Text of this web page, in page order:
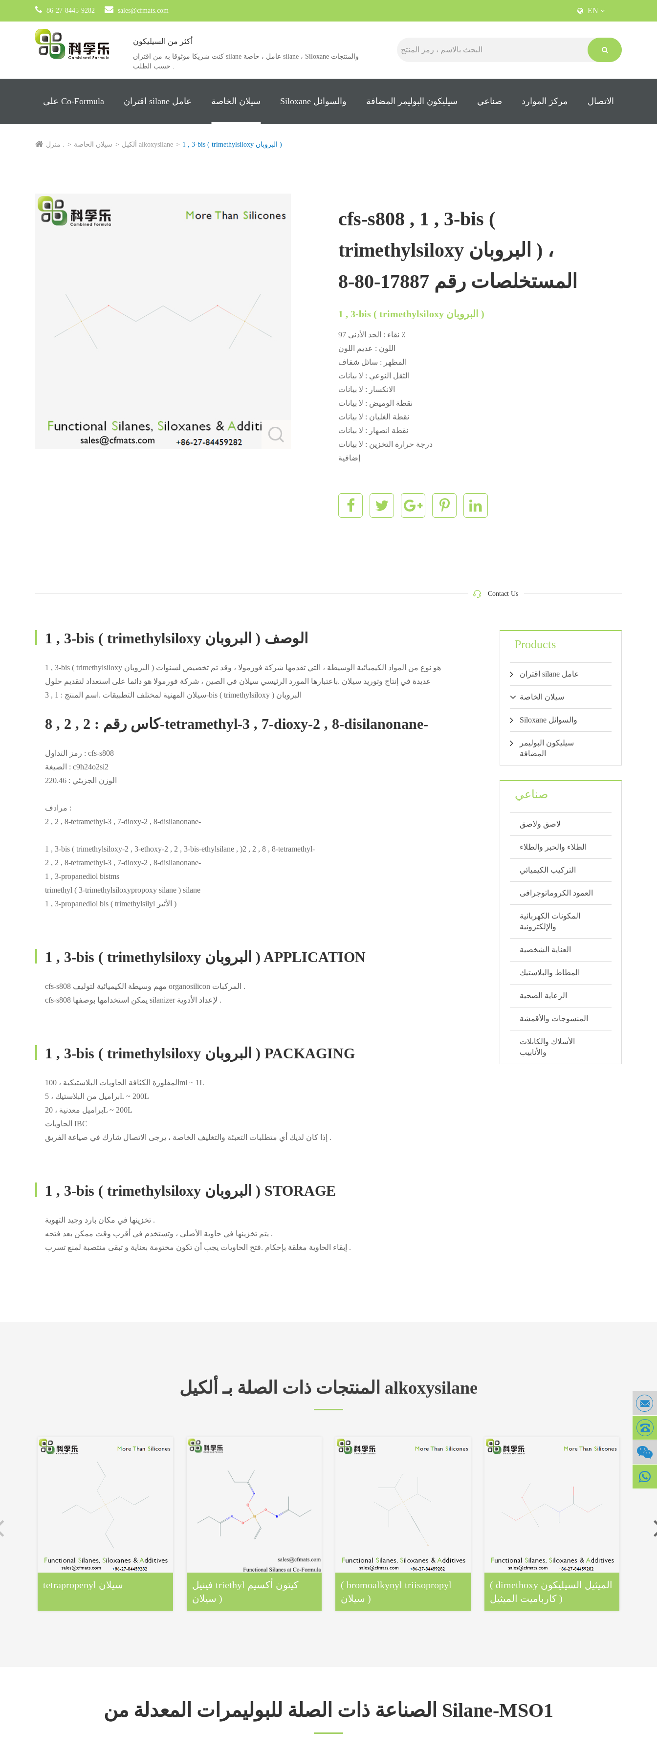
86-27-8445-9282 sales@cfmats.com EN
أكثر من السيليكون
كنت شريكا موثوقا به من اقتران silane عامل ، خاصة silane ، Siloxane والمنتجات
حسب الطلب .
على Co-Formula اقتران silane عامل سيلان الخاصة Siloxane والسوائل سيليكون البوليمر المضافة صناعي مركز الموارد الاتصال
منزل . سيلان الخاصة ألكيل alkoxysilane 1 , 3-bis ( trimethylsiloxy البروبان )
cfs-s808 , 1 , 3-bis (
trimethylsiloxy البروبان ) ،
المستخلصات رقم 17887-80-8
1 , 3-bis ( trimethylsiloxy البروبان )
نقاء : الحد الأدنى 97 ٪
اللون : عديم اللون
المظهر : سائل شفاف
الثقل النوعي : لا بيانات
الانكسار : لا بيانات
نقطة الوميض : لا بيانات
نقطة الغليان : لا بيانات
نقطة انصهار : لا بيانات
درجة حرارة التخزين : لا بيانات
إضافية
Contact Us
1 , 3-bis ( trimethylsiloxy البروبان ) الوصف
1 , 3-bis ( trimethylsiloxy البروبان ) هو نوع من المواد الكيميائية الوسيطة ، التي تقدمها شركة فورمولا ، وقد تم تخصيص لسنوات
عديدة في إنتاج وتوريد سيلان .باعتبارها المورد الرئيسي سيلان في الصين ، شركة فورمولا هو دائما على استعداد لتقديم حلول
سيلان المهنية لمختلف التطبيقات .اسم المنتج : 1 , 3-bis ( trimethylsiloxy ) البروبان
كاس رقم : 2 , 2 , 8-tetramethyl-3 , 7-dioxy-2 , 8-disilanonane-
رمز التداول : cfs-s808
الصيغة : c9h24o2si2
الوزن الجزيئي : 220.46
مرادف :
2 , 2 , 8-tetramethyl-3 , 7-dioxy-2 , 8-disilanonane-
1 , 3-bis ( trimethylsiloxy-2 , 3-ethoxy-2 , 2 , 3-bis-ethylsilane , )2 , 2 , 8 , 8-tetramethyl-
2 , 2 , 8-tetramethyl-3 , 7-dioxy-2 , 8-disilanonane-
1 , 3-propanediol bistms
trimethyl ( 3-trimethylsiloxypropoxy silane ) silane
1 , 3-propanediol bis ( trimethylsilyl الأثير )
1 , 3-bis ( trimethylsiloxy البروبان ) APPLICATION
cfs-s808 مهم وسيطة الكيميائية لتوليف organosilicon المركبات .
cfs-s808 يمكن استخدامها بوصفها silanizer لإعداد الأدوية .
1 , 3-bis ( trimethylsiloxy البروبان ) PACKAGING
المفلورة الكثافة الحاويات البلاستيكية ، 100ml ~ 1L
براميل من البلاستيك ، 5L ~ 200L
براميل معدنية ، 20L ~ 200L
الحاويات IBC
إذا كان لديك أي متطلبات التعبئة والتغليف الخاصة ، يرجى الاتصال شارك في صياغة الفريق .
1 , 3-bis ( trimethylsiloxy البروبان ) STORAGE
تخزينها في مكان بارد وجيد التهوية .
يتم تخزينها في حاوية الأصلي ، وتستخدم في أقرب وقت ممكن بعد فتحه .
إبقاء الحاوية مغلقة بإحكام .فتح الحاويات يجب أن تكون مختومة بعناية و تبقى منتصبة لمنع تسرب .
Products
اقتران silane عامل
سيلان الخاصة
Siloxane والسوائل
سيليكون البوليمر
المضافة
صناعي
لاصق ولاصق
الطلاء والحبر والطلاء
التركيب الكيميائي
العمود الكروماتوجرافى
المكونات الكهربائية
والإلكترونية
العناية الشخصية
المطاط والبلاستيك
الرعاية الصحية
المنسوجات والأقمشة
الأسلاك والكابلات
والأنابيب
المنتجات ذات الصلة بـ ألكيل alkoxysilane
tetrapropenyl سيلان
فينيل triethyl كيتون أكسيم
سيلان )
( bromoalkynyl triisopropyl
سيلان )
( dimethoxy الميثيل السيليكون
كارباميت الميثيل )
الصناعة ذات الصلة للبوليمرات المعدلة من Silane-MSO1